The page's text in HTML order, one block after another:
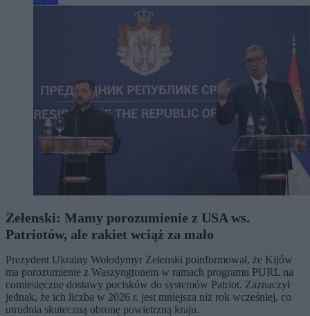
Zełenski: Mamy porozumienie z USA ws.
Patriotów, ale rakiet wciąż za mało
Prezydent Ukrainy Wołodymyr Zełenski poinformował, że Kijów
ma porozumienie z Waszyngtonem w ramach programu PURL na
comiesięczne dostawy pocisków do systemów Patriot. Zaznaczył
jednak, że ich liczba w 2026 r. jest mniejsza niż rok wcześniej, co
utrudnia skuteczną obronę powietrzną kraju.